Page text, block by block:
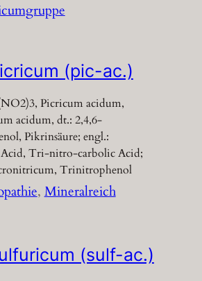
(pic-ac.)
Picricum acidum,
acidum, dt.: 2,4,6-
Pikrinsäure; engl.:
Acid, Tri-nitro-carbolic Acid;
Trinitrophenol
, Mineralreich
(sulf-ac.)